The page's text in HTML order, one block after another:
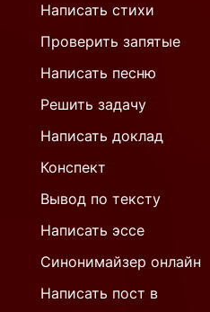
Написать стихи
Проверить запятые
Написать песню
Решить задачу
Написать доклад
Конспект
Вывод по тексту
Написать эссе
Синонимайзер онлайн
Написать пост в